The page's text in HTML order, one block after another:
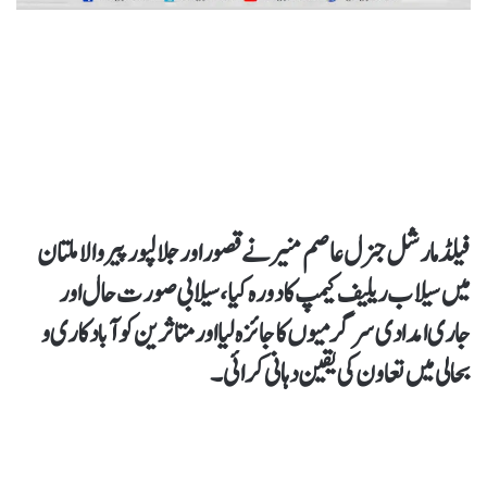
فیلڈ مارشل جنرل عاصم منیر نے قصور اور جلالپور پیروالا ملتان
میں سیلاب ریلیف کیمپ کا دورہ کیا، سیلابی صورت حال اور
جاری امدادی سرگرمیوں کا جائزہ لیا اور متاثرین کو آبادکاری و
بحالی میں تعاون کی یقین دہانی کرائی۔